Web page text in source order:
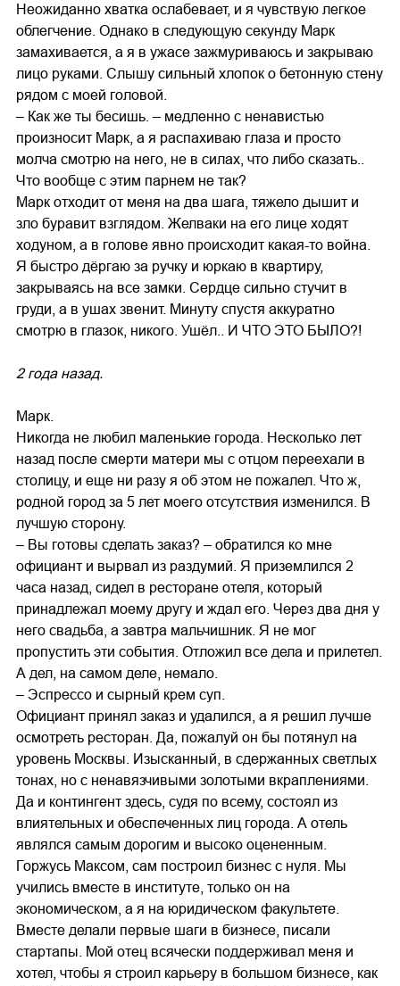
Неожиданно хватка ослабевает, и я чувствую легкое
облегчение. Однако в следующую секунду Марк
замахивается, а я в ужасе зажмуриваюсь и закрываю
лицо руками. Слышу сильный хлопок о бетонную стену
рядом с моей головой.
– Как же ты бесишь. – медленно с ненавистью
произносит Марк, а я распахиваю глаза и просто
молча смотрю на него, не в силах, что либо сказать..
Что вообще с этим парнем не так?
Марк отходит от меня на два шага, тяжело дышит и
зло буравит взглядом. Желваки на его лице ходят
ходуном, а в голове явно происходит какая-то война.
Я быстро дёргаю за ручку и юркаю в квартиру,
закрываясь на все замки. Сердце сильно стучит в
груди, а в ушах звенит. Минуту спустя аккуратно
смотрю в глазок, никого. Ушёл.. И ЧТО ЭТО БЫЛО?!
2 года назад.
Марк.
Никогда не любил маленькие города. Несколько лет
назад после смерти матери мы с отцом переехали в
столицу, и еще ни разу я об этом не пожалел. Что ж,
родной город за 5 лет моего отсутствия изменился. В
лучшую сторону.
– Вы готовы сделать заказ? – обратился ко мне
официант и вырвал из раздумий. Я приземлился 2
часа назад, сидел в ресторане отеля, который
принадлежал моему другу и ждал его. Через два дня у
него свадьба, а завтра мальчишник. Я не мог
пропустить эти события. Отложил все дела и прилетел.
А дел, на самом деле, немало.
– Эспрессо и сырный крем суп.
Официант принял заказ и удалился, а я решил лучше
осмотреть ресторан. Да, пожалуй он бы потянул на
уровень Москвы. Изысканный, в сдержанных светлых
тонах, но с ненавязчивыми золотыми вкраплениями.
Да и контингент здесь, судя по всему, состоял из
влиятельных и обеспеченных лиц города. А отель
являлся самым дорогим и высоко оцененным.
Горжусь Максом, сам построил бизнес с нуля. Мы
учились вместе в институте, только он на
экономическом, а я на юридическом факультете.
Вместе делали первые шаги в бизнесе, писали
стартапы. Мой отец всячески поддерживал меня и
хотел, чтобы я строил карьеру в большом бизнесе, как